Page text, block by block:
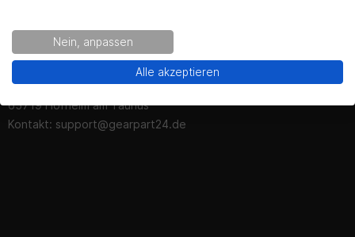
Kontaktinformationen des Herstellers:
Gearparts GmbH
Im Langgewann 5-7
65719 Hofheim am Taunus
Kontakt: support@gearpart24.de
No thanks.
Nein, anpassen
Alle akzeptieren